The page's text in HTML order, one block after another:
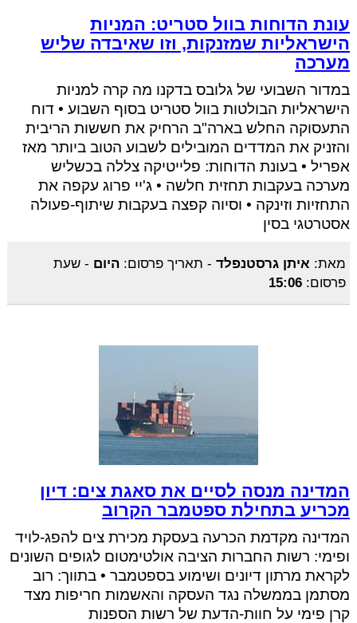
עונת הדוחות בוול סטריט: המניות
הישראליות שמזנקות, וזו שאיבדה שליש
מערכה
במדור השבועי של גלובס בדקנו מה קרה למניות
הישראליות הבולטות בוול סטריט בסוף השבוע • דוח
התעסוקה החלש בארה"ב הרחיק את חששות הריבית
והזניק את המדדים המובילים לשבוע הטוב ביותר מאז
אפריל • בעונת הדוחות: פלייטיקה צללה בכשליש
מערכה בעקבות תחזית חלשה • ג'יי פרוג עקפה את
התחזיות וזינקה • וסיוה קפצה בעקבות שיתוף-פעולה
אסטרטגי בסין
מאת: איתן גרסטנפלד- תאריך פרסום: היום - שעת
פרסום: 15:06
המדינה מנסה לסיים את סאגת צים: דיון
מכריע בתחילת ספטמבר הקרוב
המדינה מקדמת הכרעה בעסקת מכירת צים להפג-לויד
ופימי: רשות החברות הציבה אולטימטום לגופים השונים
לקראת מרתון דיונים ושימוע בספטמבר • בתווך: רוב
מסתמן בממשלה נגד העסקה והאשמות חריפות מצד
קרן פימי על חוות-הדעת של רשות הספנות